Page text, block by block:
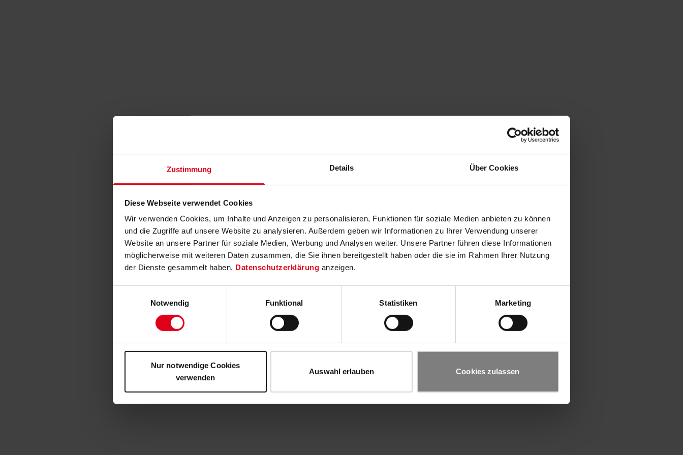
Zustimmung Details Über Cookies
Diese Webseite verwendet Cookies
Wir verwenden Cookies, um Inhalte und Anzeigen zu personalisieren, Funktionen für soziale Medien anbieten zu können
und die Zugriffe auf unsere Website zu analysieren. Außerdem geben wir Informationen zu Ihrer Verwendung unserer
Website an unsere Partner für soziale Medien, Werbung und Analysen weiter. Unsere Partner führen diese Informationen
möglicherweise mit weiteren Daten zusammen, die Sie ihnen bereitgestellt haben oder die sie im Rahmen Ihrer Nutzung
der Dienste gesammelt haben. Datenschutzerklärung anzeigen.
Notwendig
Funktional Statistiken Marketing
Nur notwendige Cookies
verwenden
Auswahl erlauben Cookies zulassen